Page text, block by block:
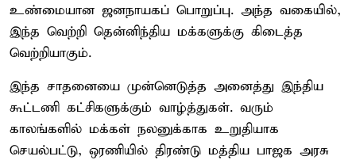
உண்மையான ஜனநாயகப் பொறுப்பு. அந்த வகையில்,
இந்த வெற்றி தென்னிந்திய மக்களுக்கு கிடைத்த
வெற்றியாகும்.
இந்த சாதனையை முன்னெடுத்த அனைத்து இந்திய
கூட்டணி கட்சிகளுக்கும் வாழ்த்துகள். வரும்
காலங்களில் மக்கள் நலனுக்காக உறுதியாக
செயல்பட்டு, ஒரணியில் திரண்டு மத்திய பாஜக அரசு